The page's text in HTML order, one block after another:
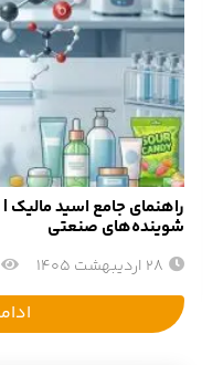
راهنمای جامع اسید
شوینده‌های صنعتی
28 اردیبهشت 1405